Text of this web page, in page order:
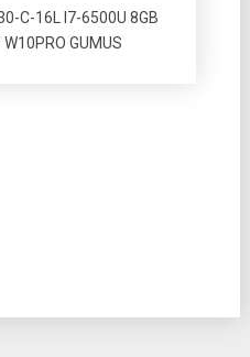
C-16L I7-6500U 8GB
GUMUS